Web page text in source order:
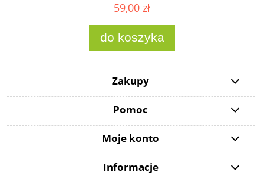
59,00 zł
do koszyka
Zakupy
Pomoc
Moje konto
Informacje